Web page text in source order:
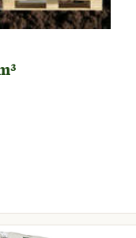
204,95